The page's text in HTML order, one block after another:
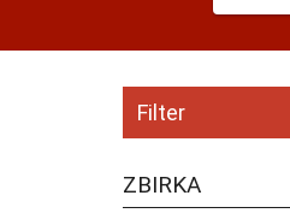
Filter
ZBIRKA